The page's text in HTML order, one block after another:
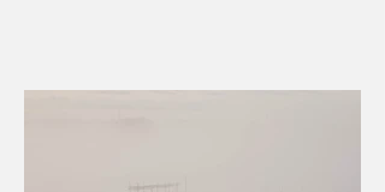
２席 春風のいたずら 嶋 浩一郎